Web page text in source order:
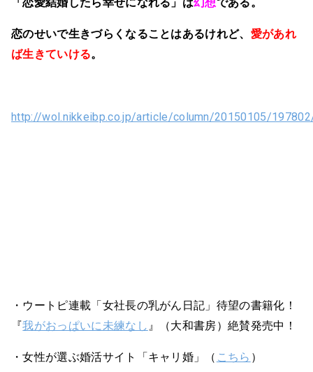
恋のせいで生きづらくなることはあるけれど、 愛があれ
ば生きていける。
http://wol.nikkeibp.co.jp/article/column/20150105/
・ウートピ連載「女社長の乳がん日記」待望の書籍化！
『我がおっぱいに未練なし 』（大和書房）絶賛発売中！
・女性が選ぶ婚活サイト「キャリ婚」（ こちら ）